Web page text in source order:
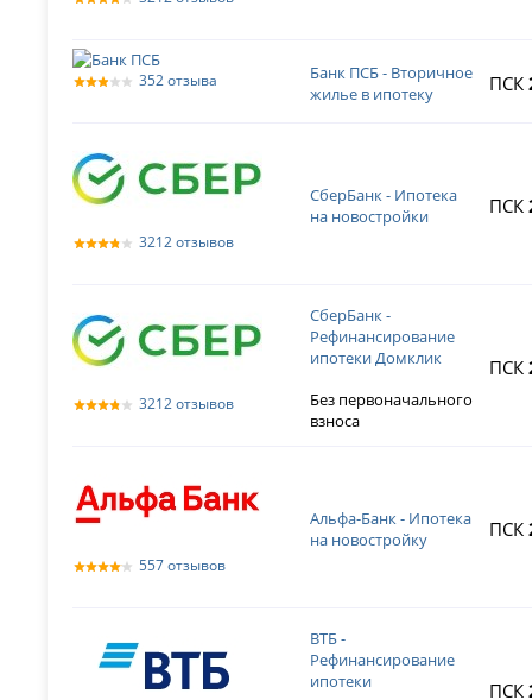
352 отзыва
Банк ПСБ - Вторичное
жилье в ипотеку
ПСК
3212 отзывов
СберБанк - Ипотека
на новостройки
ПСК
3212 отзывов
СберБанк -
Рефинансирование
ипотеки Домклик
Без первоначального
взноса
ПСК
557 отзывов
Альфа-Банк - Ипотека
на новостройку
ПСК
ВТБ -
Рефинансирование
ипотеки
ПСК